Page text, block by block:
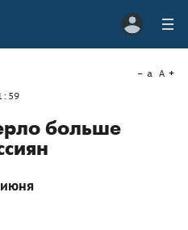
a A
больше
июня